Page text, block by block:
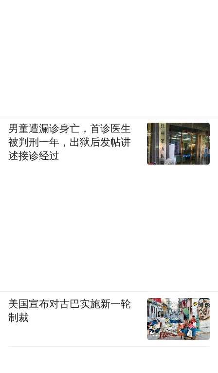
男童遭漏诊身亡，首诊医生
被判刑一年，出狱后发帖讲
述接诊经过
美国宣布对古巴实施新一轮
制裁